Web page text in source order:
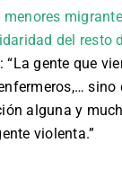
menores
del resto
: “La gente que
sino
alguna y
violenta.”